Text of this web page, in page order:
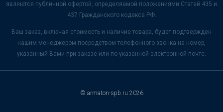
являются публичной офертой, определяемой положениями Статей 435 и
437 Гражданского кодекса РФ.
Ваш заказ, включая стоимость и наличие товара, будет подтвержден
нашим менеджером посредством телефонного звонка на номер,
указанный Вами при заказе или по указанной электронной почте.
© armaton-spb.ru 2026